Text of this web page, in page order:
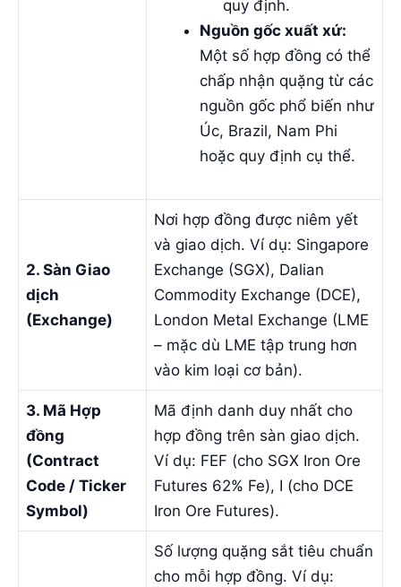
quy định.
Nguồn gốc xuất xứ:
Một số hợp đồng có thể
chấp nhận quặng từ các
nguồn gốc phổ biến như
Úc, Brazil, Nam Phi
hoặc quy định cụ thể.
2. Sàn Giao
dịch
(Exchange)
Nơi hợp đồng được niêm yết
và giao dịch. Ví dụ: Singapore
Exchange (SGX), Dalian
Commodity Exchange (DCE),
London Metal Exchange (LME
– mặc dù LME tập trung hơn
vào kim loại cơ bản).
3. Mã Hợp
đồng
(Contract
Code / Ticker
Symbol)
Mã định danh duy nhất cho
hợp đồng trên sàn giao dịch.
Ví dụ: FEF (cho SGX Iron Ore
Futures 62% Fe), I (cho DCE
Iron Ore Futures).
Số lượng quặng sắt tiêu chuẩn
cho mỗi hợp đồng. Ví dụ: